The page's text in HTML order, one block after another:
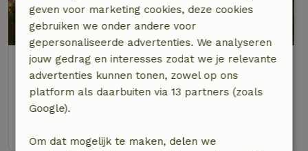
Natuurhuisje in Locorotondo
Puglia, Italië
2 personen
geven voor marketing cookies, deze cookies
gebruiken we onder andere voor
gepersonaliseerde advertenties. We analyseren
jouw gedrag en interesses zodat we je relevante
advertenties kunnen tonen, zowel op ons
platform als daarbuiten via 13 partners (zoals
Google).
Om dat mogelijk te maken, delen we